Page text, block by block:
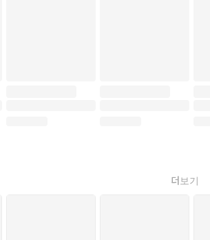
더보기